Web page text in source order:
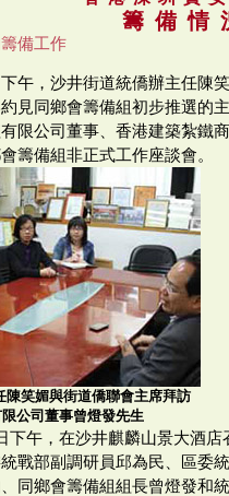
籌備情
備工作
午，沙井街道統僑辦主任陳
見同鄉會籌備組初步推選的
限公司董事、香港建築紮鐵
籌備組非正式工作座談會。
陳笑媚與街道僑聯會主席拜訪
公司董事曾燈發先生
下午，在沙井麒麟山景大酒
戰部副調研員邱為民、區委
同鄉會籌備組組長曾燈發和